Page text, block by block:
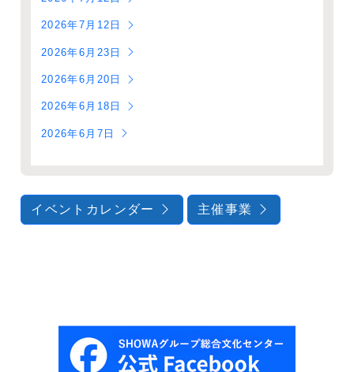
2026年7月12日
2026年6月23日
2026年6月20日
2026年6月18日
2026年6月7日
イベントカレンダー 主催事業